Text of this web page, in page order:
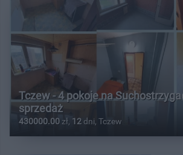
Tczew - 4 pokoje na
sprzedaż
430000.00 zł, 12 dni, Tczew